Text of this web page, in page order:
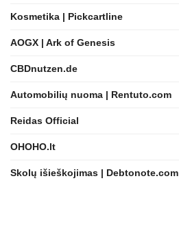
Kosmetika | Pickcartline
AOGX | Ark of Genesis
CBDnutzen.de
Automobilių nuoma | Rentuto.com
Reidas Official
OHOHO.lt
Skolų išieškojimas | Debtonote.com